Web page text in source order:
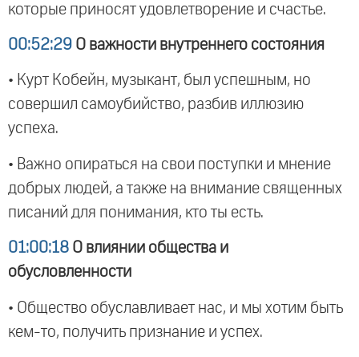
которые приносят удовлетворение и счастье.
00:52:29 О важности внутреннего состояния
• Курт Кобейн, музыкант, был успешным, но
совершил самоубийство, разбив иллюзию
успеха.
• Важно опираться на свои поступки и мнение
добрых людей, а также на внимание священных
писаний для понимания, кто ты есть.
01:00:18 О влиянии общества и
обусловленности
• Общество обуславливает нас, и мы хотим быть
кем-то, получить признание и успех.